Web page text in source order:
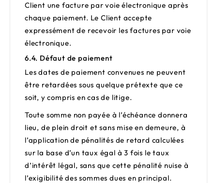
Client une facture par voie électronique après
chaque paiement. Le Client accepte
expressément de recevoir les factures par voie
électronique.
6.4. Défaut de paiement
Les dates de paiement convenues ne peuvent
être retardées sous quelque prétexte que ce
soit, y compris en cas de litige.
Toute somme non payée à l’échéance donnera
lieu, de plein droit et sans mise en demeure, à
l’application de pénalités de retard calculées
sur la base d’un taux égal à 3 fois le taux
d’intérêt légal, sans que cette pénalité nuise à
l’exigibilité des sommes dues en principal.